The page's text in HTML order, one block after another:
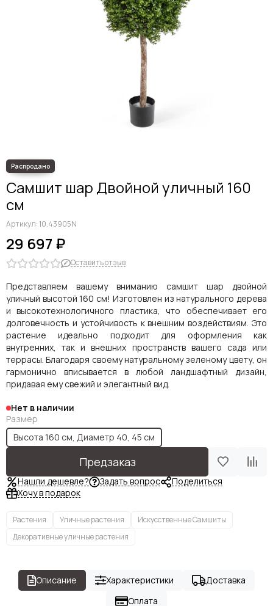
Самшит шар Двойной уличный 160
см
Артикул:10.43905N
29 697 ₽
Оставить отзыв
Представляем вашему вниманию самшит шар двойной
уличный высотой 160 см! Изготовлен из натурального дерева
и высокотехнологичного пластика, что обеспечивает его
долговечность и устойчивость к внешним воздействиям. Это
растение идеально подходит для оформления как
внутренних, так и внешних пространств вашего сада или
террасы. Благодаря своему натуральному зеленому цвету, он
гармонично вписывается в любой ландшафтный дизайн,
придавая ему свежий и элегантный вид.
Нет в наличии
Размер
Высота 160 см, Диаметр 40, 45 см
Предзаказ
Нашли дешевле? Задать вопрос
Поделиться
Хочу в подарок
Растения Уличные растения
Искусственные Самшиты
Декоративные уличные растения
Описание Характеристики
Доставка
Оплата